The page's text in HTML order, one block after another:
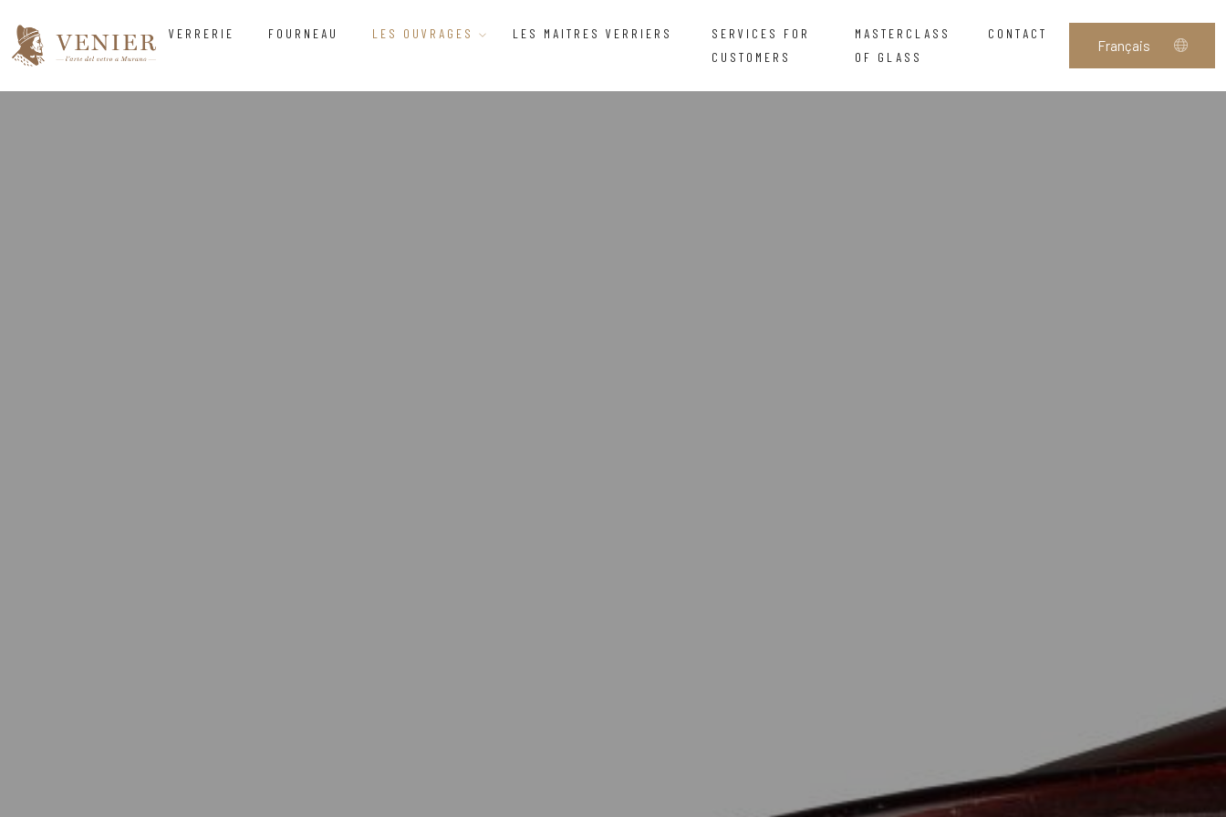
VERRERIE FOURNEAU LES OUVRAGES LES MAITRES VERRIERS
SERVICES FOR
CUSTOMERS
MASTERCLASS
OF GLASS
CONTACT